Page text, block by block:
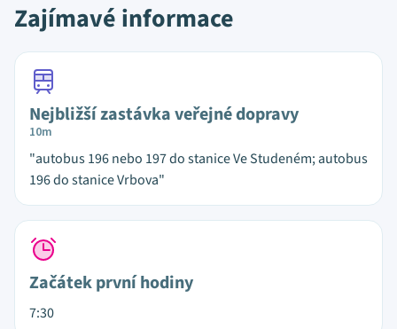
Zajímavé informace
Nejbližší zastávka veřejné dopravy
10m
"autobus 196 nebo 197 do stanice Ve Studeném; autobus
196 do stanice Vrbova"
Začátek první hodiny
7:30